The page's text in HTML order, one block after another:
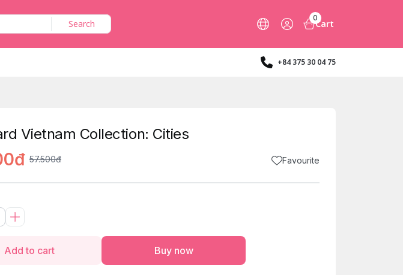
Search
0
Cart
+84 375 30 04 75
Vietnam Collection: Cities
57.500đ Favourite
Add to cart Buy now